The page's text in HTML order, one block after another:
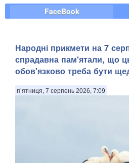
FaceBook
Народні прикмети на 7
спрадавна пам'ятали, що
обов'язково треба бути
п’ятниця, 7 серпень 2026, 7:09